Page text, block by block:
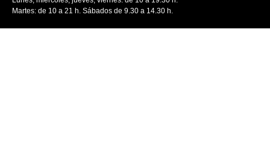
Martes: de 10 a 21 h. Sábados de 9.30 a 14.30 h.